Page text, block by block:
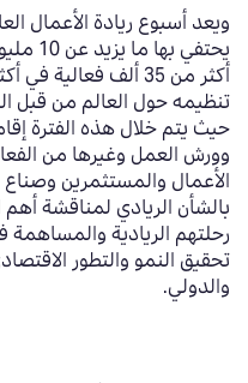
ويعد أسبوع ريادة الأعمال
يحتفي بها ما يزيد عن10
أكثر من35ألف فعالية في
تنظيمه حول العالم من قبل
حيث يتم خلال هذه الفترة
وورش العمل وغيرها من
الأعمال والمستثمرين
بالشأن الريادي لمناقشة أهم
رحلتهم الريادية
تحقيق النمو والتطور
والدولي.